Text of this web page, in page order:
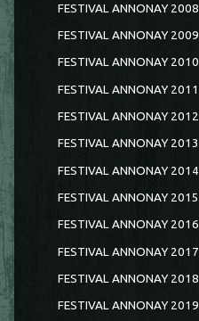
FESTIVAL ANNONAY 2008
FESTIVAL ANNONAY 2009
FESTIVAL ANNONAY 2010
FESTIVAL ANNONAY 2011
FESTIVAL ANNONAY 2012
FESTIVAL ANNONAY 2013
FESTIVAL ANNONAY 2014
FESTIVAL ANNONAY 2015
FESTIVAL ANNONAY 2016
FESTIVAL ANNONAY 2017
FESTIVAL ANNONAY 2018
FESTIVAL ANNONAY 2019